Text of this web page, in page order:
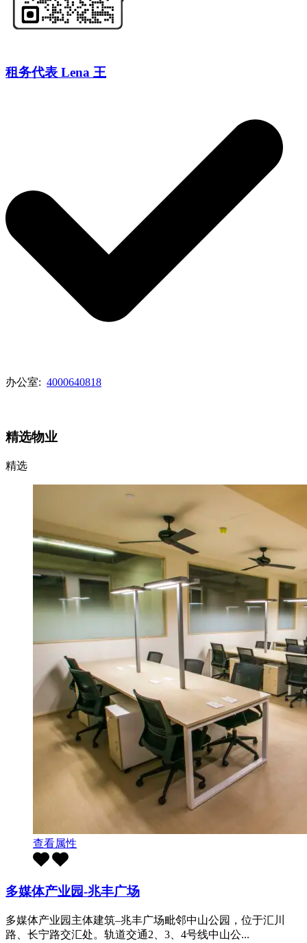
租务代表 Lena 王
办公室: 4000640818
精选物业
精选
查看属性
多媒体产业园-兆丰广场
多媒体产业园主体建筑–兆丰广场毗邻中山公园，位于汇川
路、长宁路交汇处。轨道交通2、3、4号线中山公...